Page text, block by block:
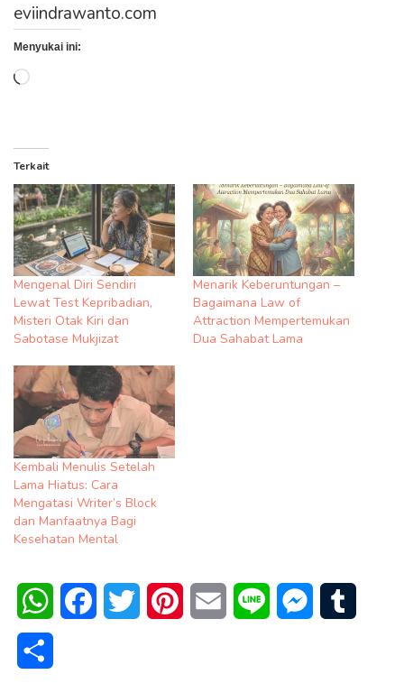
eviindrawanto.com
Menyukai ini:
Memuat...
Terkait
Mengenal Diri Sendiri
Lewat Test Kepribadian,
Misteri Otak Kiri dan
Sabotase Mukjizat
Menarik Keberuntungan –
Bagaimana Law of
Attraction Mempertemukan
Dua Sahabat Lama
Kembali Menulis Setelah
Lama Hiatus: Cara
Mengatasi Writer’s Block
dan Manfaatnya Bagi
Kesehatan Mental
WhatsAppFacebookTwitter PinterestEmail Line Messenger